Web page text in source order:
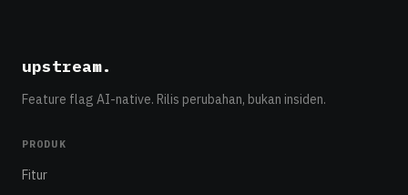
upstream.
Feature flag AI-native. Rilis perubahan, bukan insiden.
PRODUK
Fitur